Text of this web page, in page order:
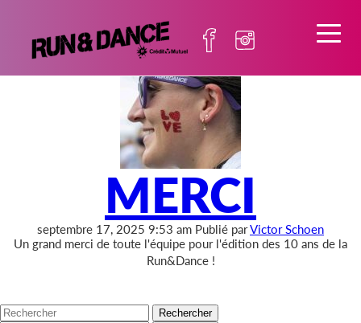
Archives
MERCI
septembre 17, 2025 9:53 am Publié parVictor Schoen
Un grand merci de toute l'équipe pour l'édition des 10 ans de la
Run&Dance !
Rechercher